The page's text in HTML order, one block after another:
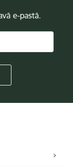
e-pastā.